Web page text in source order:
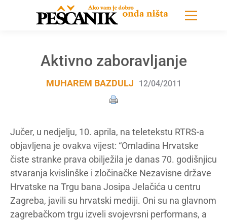
Aktivno zaboravljanje
MUHAREM BAZDULJ 12/04/2011
Jučer, u nedjelju, 10. aprila, na teletekstu RTRS-a
objavljena je ovakva vijest: “Omladina Hrvatske
čiste stranke prava obilježila je danas 70. godišnjicu
stvaranja kvislinške i zločinačke Nezavisne države
Hrvatske na Trgu bana Josipa Jelačića u centru
Zagreba, javili su hrvatski mediji. Oni su na glavnom
zagrebačkom trgu izveli svojevrsni performans, a